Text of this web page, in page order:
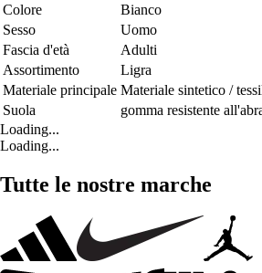
Colore
Bianco
Sesso
Uomo
Fascia d'età
Adulti
Assortimento
Ligra
Materiale principale Materiale sintetico /
Suola
gomma resistente
Loading...
Loading...
Tutte le nostre marche